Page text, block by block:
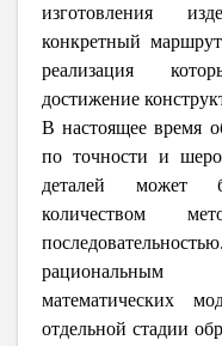
изготовления
конкретный
реализация
достижение
В настоящее время
по точности и
деталей может
количеством
рациональным
математических
отдельной стадии